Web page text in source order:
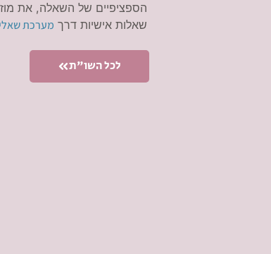
הספציפיים של השאלה, את
שאלות אישיות דרך מערכת
לכל השו"ת